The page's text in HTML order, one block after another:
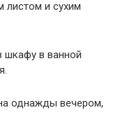
листом и сухим
шкафу в ванной
однажды вечером,